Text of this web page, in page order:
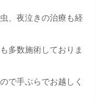
、夜泣きの治療も経
多数施術しておりま
で手ぶらでお越しく